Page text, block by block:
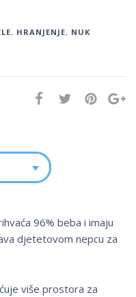
, HRANJENJE, NUK
96% beba i imaju
djetetovom nepcu za
više prostora za